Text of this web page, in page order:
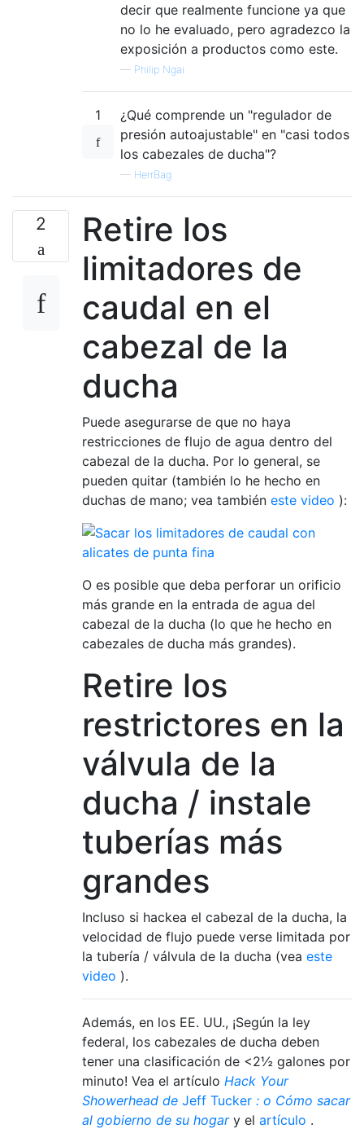
decir que realmente funcione ya que
no lo he evaluado, pero agradezco la
exposición a productos como este.
— Philip Ngai
1
¿Qué comprende un "regulador de
presión autoajustable" en "casi todos
los cabezales de ducha"?
— HerrBag
2
Retire los
limitadores de
caudal en el
cabezal de la
ducha
Puede asegurarse de que no haya
restricciones de flujo de agua dentro del
cabezal de la ducha. Por lo general, se
pueden quitar (también lo he hecho en
duchas de mano; vea también este video ):
O es posible que deba perforar un orificio
más grande en la entrada de agua del
cabezal de la ducha (lo que he hecho en
cabezales de ducha más grandes).
Retire los
restrictores en la
válvula de la
ducha / instale
tuberías más
grandes
Incluso si hackea el cabezal de la ducha, la
velocidad de flujo puede verse limitada por
la tubería / válvula de la ducha (vea este
video ).
Además, en los EE. UU., ¡Según la ley
federal, los cabezales de ducha deben
tener una clasificación de <2½ galones por
minuto! Vea el artículo Hack Your
Showerhead de Jeff Tucker : o Cómo sacar
al gobierno de su hogary el artículo .